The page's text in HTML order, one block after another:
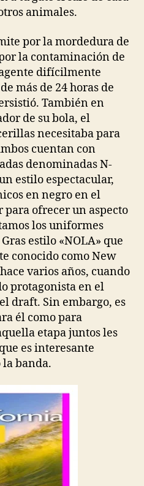
animales.
por la mordedura de
la contaminación de
difícilmente
más de 24 horas de
También en
de su bola, el
necesitaba para
cuentan con
denominadas N-
estilo espectacular,
en negro en el
ofrecer un aspecto
los uniformes
estilo «NOLA» que
conocido como New
varios años, cuando
protagonista en el
draft. Sin embargo, es
él como para
etapa juntos les
es interesante
la banda.